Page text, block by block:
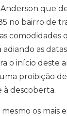
que
no bairro de
comodidades
adiando as
o início deste
proibição
à descoberta.
os mais